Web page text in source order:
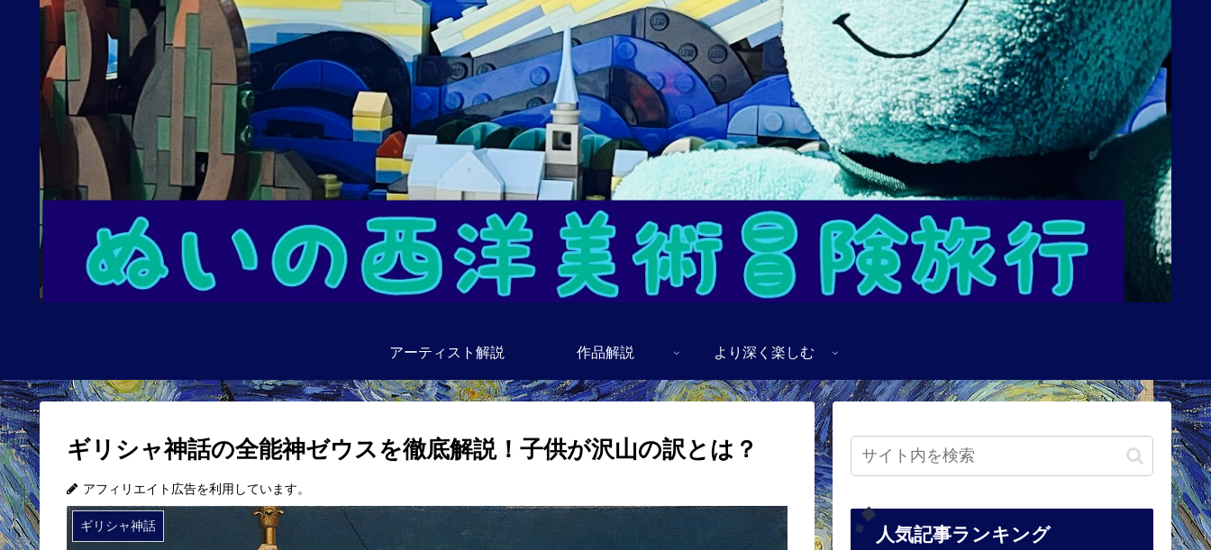
アーティスト解説 作品解説 より深く楽しむ
ギリシャ神話の全能神ゼウスを徹底解説！子供が沢山の訳とは？
アフィリエイト広告を利用しています。
ギリシャ神話 人気記事ランキング